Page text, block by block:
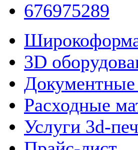
676975289
3D
Документные
Расходные
Услуги 3d-